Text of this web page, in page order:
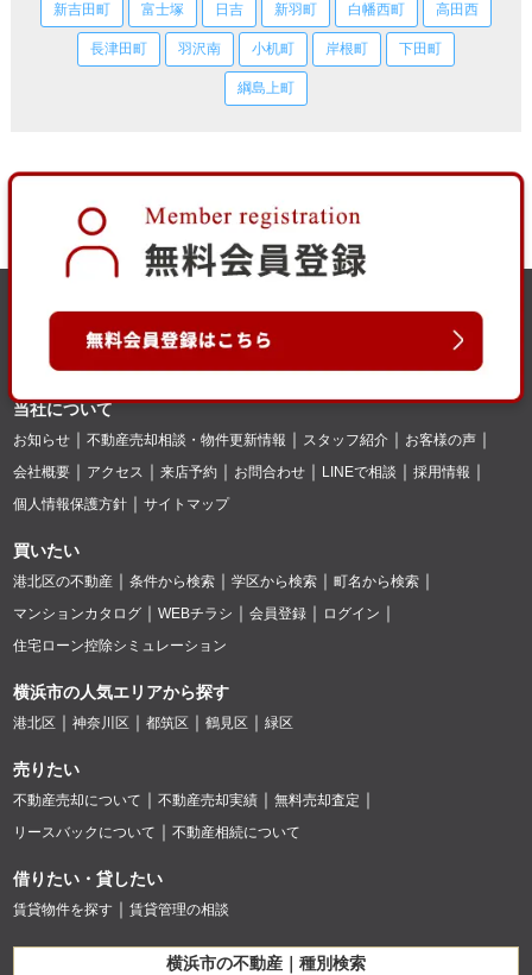
新吉田町 富士塚 日吉 新羽町 白幡西町 高田西
長津田町 羽沢南 小机町 岸根町 下田町
綱島上町
当社について
お知らせ 不動産売却相談・物件更新情報 スタッフ紹介
お客様の声
会社概要
アクセス 来店予約 お問合わせ LINEで相談
採用情報
個人情報保護方針
サイトマップ
買いたい
港北区の不動産 条件から検索 学区から検索
町名から検索
マンションカタログ
WEBチラシ 会員登録
ログイン
住宅ローン控除シミュレーション
横浜市の人気エリアから探す
港北区 神奈川区 都筑区 鶴見区 緑区
売りたい
不動産売却について 不動産売却実績
無料売却査定
リースバックについて
不動産相続について
借りたい・貸したい
賃貸物件を探す 賃貸管理の相談
横浜市の不動産｜種別検索